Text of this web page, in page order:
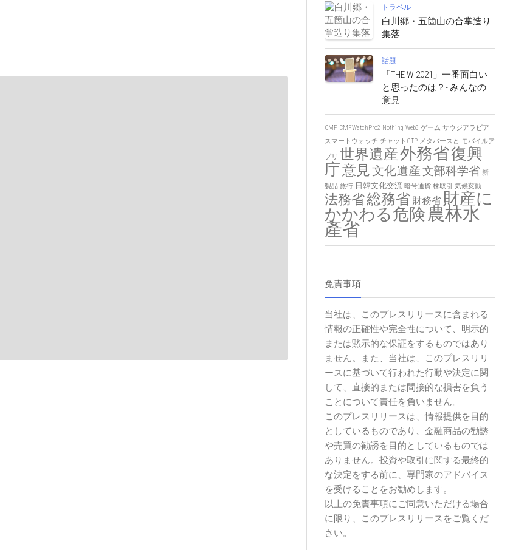
トラベル
白川郷・五箇山の合掌造り
集落
話題
「THE W 2021」一番面白い
と思ったのは？- みんなの
意見
CMF CMFWatchPro2 Nothing Web3 ゲーム サウジアラビア
スマートウォッチ チャットGTP メタバースと モバイルア
プリ 世界遺産外務省復興
庁意見文化遺産文部科学省 新
製品 旅行 日韓文化交流 暗号通貨 株取引 気候変動
法務省総務省 財務省 財産に
かかわる危険農林水
產省
免責事項
当社は、このプレスリリースに含まれる
情報の正確性や完全性について、明示的
または黙示的な保証をするものではあり
ません。また、当社は、このプレスリリ
ースに基づいて行われた行動や決定に関
して、直接的または間接的な損害を負う
ことについて責任を負いません。
このプレスリリースは、情報提供を目的
としているものであり、金融商品の勧誘
や売買の勧誘を目的としているものでは
ありません。投資や取引に関する最終的
な決定をする前に、専門家のアドバイス
を受けることをお勧めします。
以上の免責事項にご同意いただける場合
に限り、このプレスリリースをご覧くだ
さい。